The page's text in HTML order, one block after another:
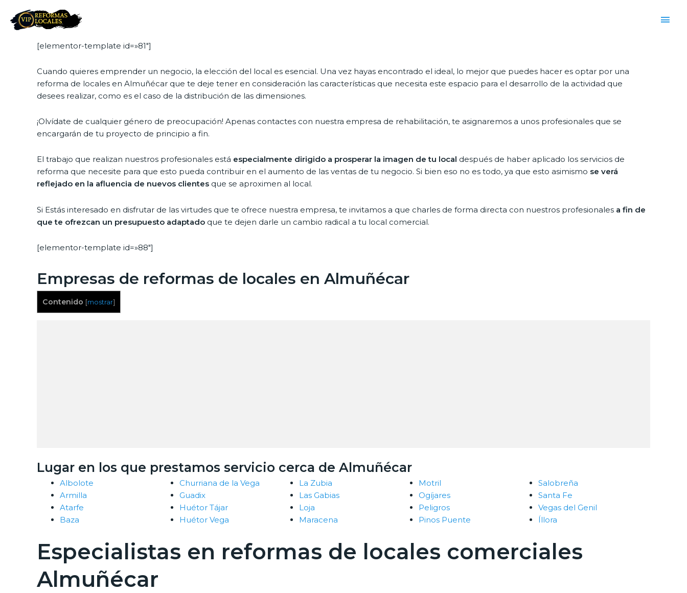
[elementor-template id=»81″]
Cuando quieres emprender un negocio, la elección del local es esencial. Una vez hayas encontrado el ideal, lo mejor que puedes hacer es optar por una
reforma de locales en Almuñécar que te deje tener en consideración las características que necesita este espacio para el desarrollo de la actividad que
desees realizar, como es el caso de la distribución de las dimensiones.
¡Olvídate de cualquier género de preocupación! Apenas contactes con nuestra empresa de rehabilitación, te asignaremos a unos profesionales que se
encargarán de tu proyecto de principio a fin.
El trabajo que realizan nuestros profesionales está especialmente dirigido a prosperar la imagen de tu local después de haber aplicado los servicios de
reforma que necesite para que esto pueda contribuir en el aumento de las ventas de tu negocio. Si bien eso no es todo, ya que esto asimismo se verá
reflejado en la afluencia de nuevos clientes que se aproximen al local.
Si Estás interesado en disfrutar de las virtudes que te ofrece nuestra empresa, te invitamos a que charles de forma directa con nuestros profesionales a fin de
que te ofrezcan un presupuesto adaptado que te dejen darle un cambio radical a tu local comercial.
[elementor-template id=»88″]
Empresas de reformas de locales en Almuñécar
Contenido [mostrar]
Lugar en los que prestamos servicio cerca de Almuñécar
Albolote
Armilla
Atarfe
Baza
Churriana de la Vega
Guadix
Huétor Tájar
Huétor Vega
La Zubia
Las Gabias
Loja
Maracena
Motril
Ogíjares
Peligros
Pinos Puente
Salobreña
Santa Fe
Vegas del Genil
Íllora
Especialistas en reformas de locales comerciales
Almuñécar